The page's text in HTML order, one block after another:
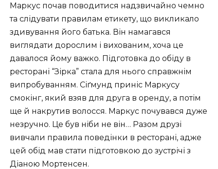
Маркус почав поводитися надзвичайно чемно
та слідувати правилам етикету, що викликало
здивування його батька. Він намагався
виглядати дорослим і вихованим, хоча це
давалося йому важко. Підготовка до обіду в
ресторані “Зірка” стала для нього справжнім
випробуванням. Сіґмунд приніс Маркусу
смокінг, який взяв для друга в оренду, а потім
ще й накрутив волосся. Маркус почувався дуже
незручно. Це був ніби не він… Разом друзі
вивчали правила поведінки в ресторані, адже
цей обід мав стати підготовкою до зустрічі з
Діаною Мортенсен.